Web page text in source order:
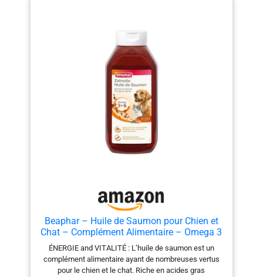
première savoureuse et riche en énergie contenant une
source d’acides gras essentiels tels que des oméga 3
et les oméga 6. nos animaux sont aussi notre famille :
pour préserver le bien-être de nos compagnons,
beaphar donne accès à des soins et des produits de
qualité à prix abordables à tous les propriétaires
d’animaux. Volume du colis: 430.0 milliliters Poids du
colis: 0.436 kilograms
Beaphar – Huile de Saumon pour Chien et
Chat – Complément Alimentaire – Omega 3
et 6 – Bénéfique sur Le système Cardio-
vasculaire, Le Pelage et Les articulations –
Apport énergétique – 940 ML
ÉNERGIE and VITALITÉ : L’huile de saumon est un
complément alimentaire ayant de nombreuses vertus
pour le chien et le chat. Riche en acides gras